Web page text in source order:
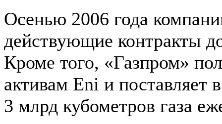
Осенью 2006 года
действующие контракты
Кроме того, «Газпром»
активам Eni и поставляет
3 млрд кубометров газа